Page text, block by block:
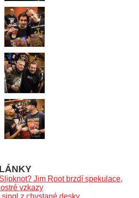
Jim Root brzdí spekulace,
vzkazy